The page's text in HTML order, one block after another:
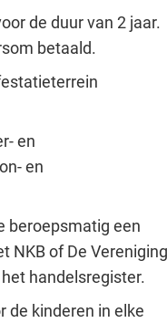
de duur van 2 jaar.
betaald.
en
en
beroepsmatig een
NKB of De Vereniging
handelsregister.
de kinderen in elke